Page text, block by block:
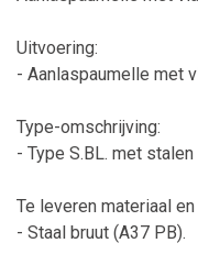
Uitvoering:
- Aanlaspaumelle met
Type-omschrijving:
- Type S.BL. met
Te leveren materiaal
- Staal bruut (A37 PB).